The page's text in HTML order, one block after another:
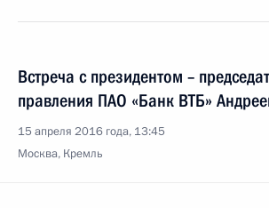
Встреча с президентом –
правления ПАО «Банк ВТБ»
15 апреля 2016 года, 13:45
Москва, Кремль